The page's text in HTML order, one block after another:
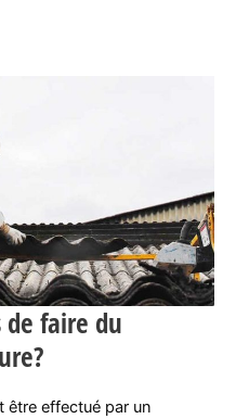
de faire du
être effectué par un